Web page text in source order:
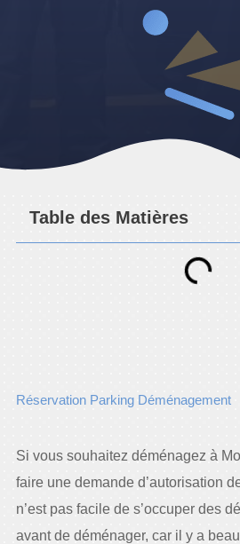
Table des Matières
Réservation Parking Déménagement
Si vous souhaitez déménagez à
faire une demande d’autorisation
n’est pas facile de s’occuper des
avant de déménager, car il y a